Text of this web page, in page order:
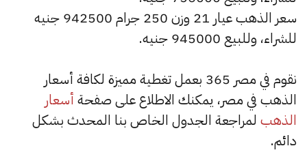
سعر الذهب عيار 21 وزن 250 جرام 942500 جنيه
للشراء، وللبيع 945000 جنيه.
نقوم في مصر 365 بعمل تغطية مميزة لكافة أسعار
الذهب في مصر، يمكنك الاطلاع على صفحة أسعار
الذهب لمراجعة الجدول الخاص بنا المحدث بشكل
دائم.